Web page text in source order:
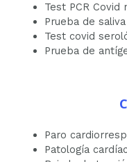
Test PCR Covid
Prueba de
Test covid
Prueba de
Paro
Patología